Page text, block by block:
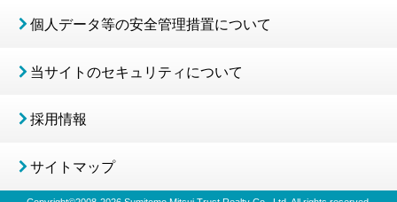
個人データ等の安全管理措置について
当サイトのセキュリティについて
採用情報
サイトマップ